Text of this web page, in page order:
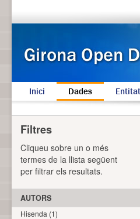
Inici Dades
Filtres
Cliqueu sobre un o més
termes de la llista següent
per filtrar els resultats.
AUTORS
Hisenda (1)